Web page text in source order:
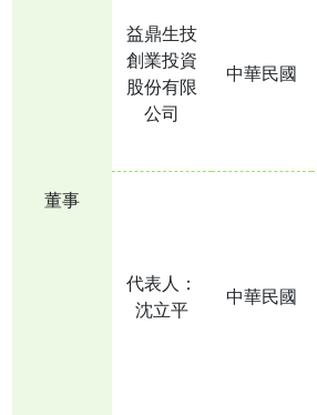
公司治理專職單位
永續報告書
禁止內線交易落實情形
董事
益鼎生技
創業投資
股份有限
公司
中華民國
代表人：
沈立平
中華民國